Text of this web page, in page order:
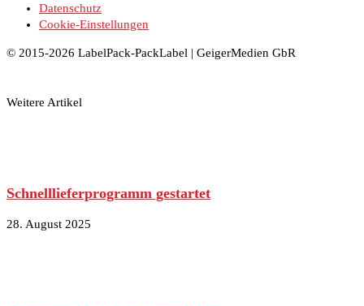
Datenschutz
Cookie-Einstellungen
© 2015-2026 LabelPack-PackLabel | GeigerMedien GbR
Weitere Artikel
Schnelllieferprogramm gestartet
28. August 2025